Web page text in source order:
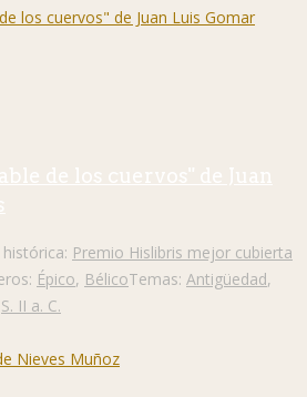
de los cuervos" de Juan
Premio Hislibris mejor cubierta
Épico, BélicoTemas: Antigüedad,
S. II a. C.